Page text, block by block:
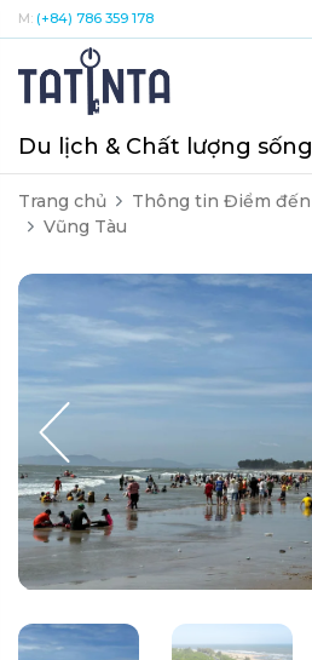
M: (+84) 786 359 178
Du lịch & Chất lượng sống
Trang chủ Thông tin Điểm đến
Vũng Tàu